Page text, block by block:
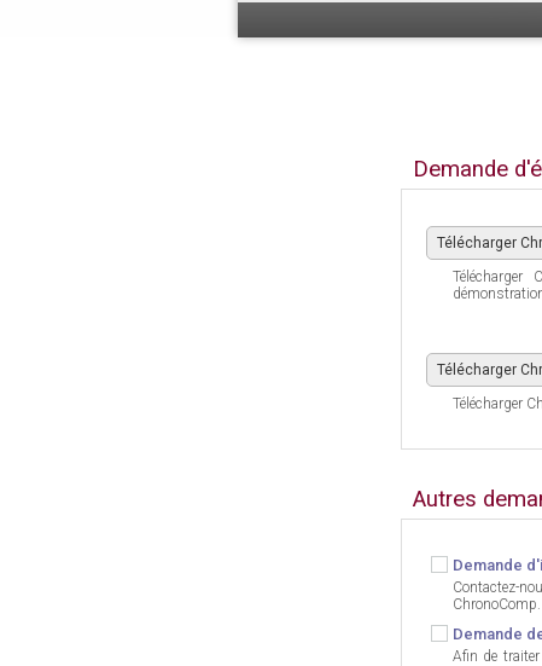
Demande
Télécharger
Télécharger
Télécharger
Autres
Demande
Contactez-
ChronoComp.
Demande
Afin de